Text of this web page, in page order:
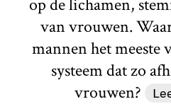
op de lichamen,
van vrouwen.
mannen het meeste
systeem dat zo
vrouwen?